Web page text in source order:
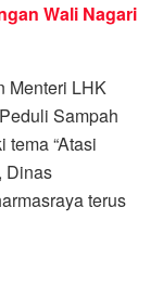
Wali Nagari
Menteri LHK
Sampah
“Atasi
Dinas
terus